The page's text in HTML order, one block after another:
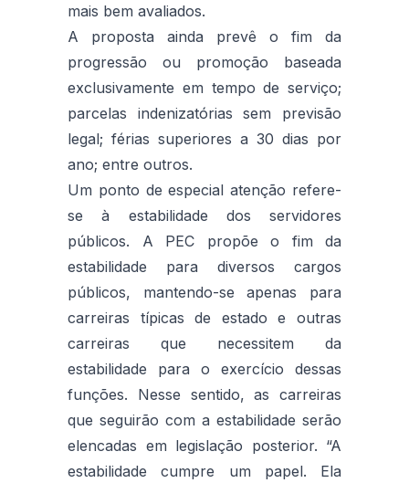
mais bem avaliados.
A proposta ainda prevê o fim da
progressão ou promoção baseada
exclusivamente em tempo de serviço;
parcelas indenizatórias sem previsão
legal; férias superiores a 30 dias por
ano; entre outros.
Um ponto de especial atenção refere-
se à estabilidade dos servidores
públicos. A PEC propõe o fim da
estabilidade para diversos cargos
públicos, mantendo-se apenas para
carreiras típicas de estado e outras
carreiras que necessitem da
estabilidade para o exercício dessas
funções. Nesse sentido, as carreiras
que seguirão com a estabilidade serão
elencadas em legislação posterior. “A
estabilidade cumpre um papel. Ela